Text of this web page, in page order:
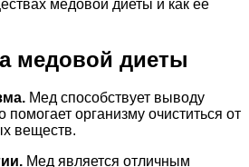
медовой диеты и как ее
медовой диеты
Мед способствует выводу
помогает организму очиститься от
веществ.
Мед является отличным